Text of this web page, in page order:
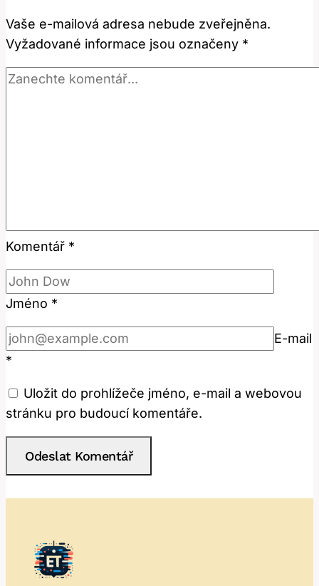
Výraz?
Vaše e-mailová adresa nebude zveřejněna.
Vyžadované informace jsou označeny *
Komentář *
Jméno *
E-mail
*
Uložit do prohlížeče jméno, e-mail a webovou
stránku pro budoucí komentáře.